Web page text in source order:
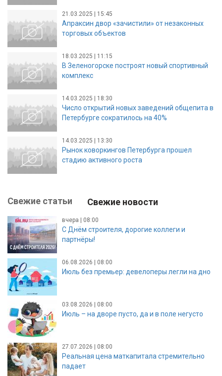
21.03.2025 | 15:45
Апраксин двор «зачистили» от незаконных
торговых объектов
18.03.2025 | 11:15
В Зеленогорске построят новый спортивный
комплекс
14.03.2025 | 18:30
Число открытий новых заведений общепита в
Петербурге сократилось на 40%
14.03.2025 | 13:30
Рынок коворкингов Петербурга прошел
стадию активного роста
Свежие статьи Свежие новости
вчера | 08:00
С Днём строителя, дорогие коллеги и
партнёры!
06.08.2026 | 08:00
Июль без премьер: девелоперы легли на дно
03.08.2026 | 08:00
Июль – на дворе пусто, да и в поле негусто
27.07.2026 | 08:00
Реальная цена маткапитала стремительно
падает